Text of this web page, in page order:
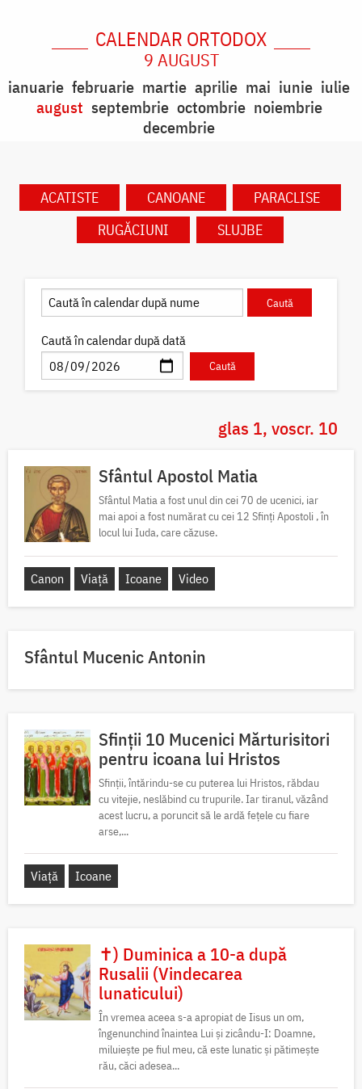
CALENDAR ORTODOX
9 AUGUST
ianuarie februarie martie aprilie mai iunie iulie
august septembrie octombrie noiembrie
decembrie
ACATISTE CANOANE
PARACLISE
RUGĂCIUNI
SLUJBE
Caută în calendar după dată
glas 1, voscr. 10
Sfântul Apostol Matia
Sfântul Matia a fost unul din cei 70 de ucenici, iar
mai apoi a fost numărat cu cei 12 Sfinți Apostoli , în
locul lui Iuda, care căzuse.
Canon Viață Icoane Video
Sfântul Mucenic Antonin
Sfinții 10 Mucenici Mărturisitori
pentru icoana lui Hristos
Sfinții, întărindu-se cu puterea lui Hristos, răbdau
cu vitejie, neslăbind cu trupurile. Iar tiranul, văzând
acest lucru, a poruncit să le ardă fețele cu fiare
arse,...
Viață Icoane
✝) Duminica a 10-a după
Rusalii (Vindecarea
lunaticului)
În vremea aceea s-a apropiat de Iisus un om,
îngenunchind înaintea Lui și zicându-I: Doamne,
miluiește pe fiul meu, că este lunatic și pătimește
rău, căci adesea...